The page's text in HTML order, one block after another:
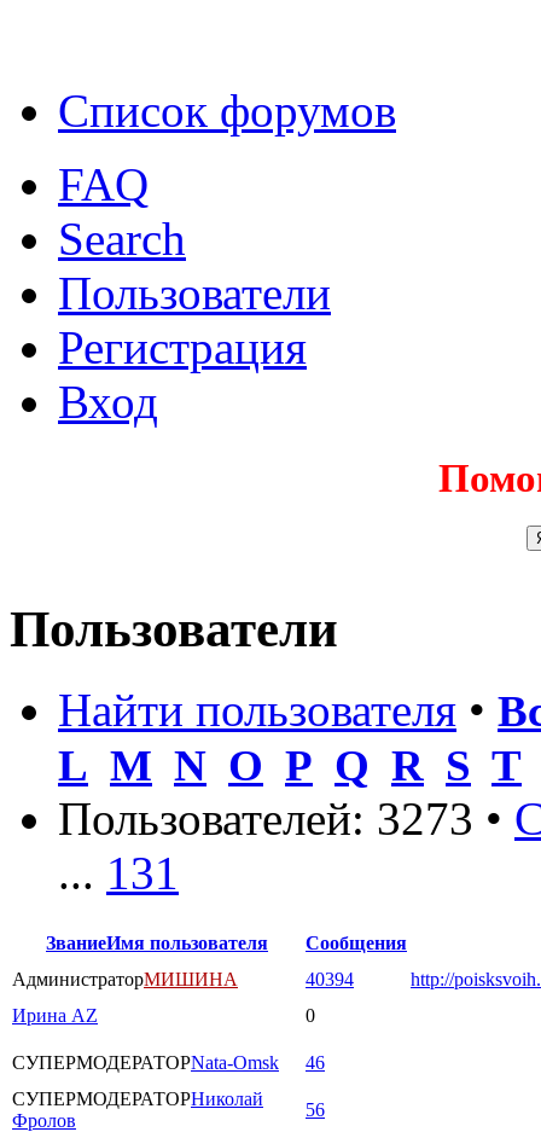
Список форумов
FAQ
Search
Пользователи
Регистрация
Вход
Пользователи
Найти пользователя •
L M N O P Q R S T
Пользователей: 3273 •
... 131
ЗваниеИмя пользователя
Сообщения
АдминистраторМИШИНА 40394
http://
Ирина AZ
0
СУПЕРМОДЕРАТОРNata-Omsk
46
СУПЕРМОДЕРАТОРНиколай
Фролов
56